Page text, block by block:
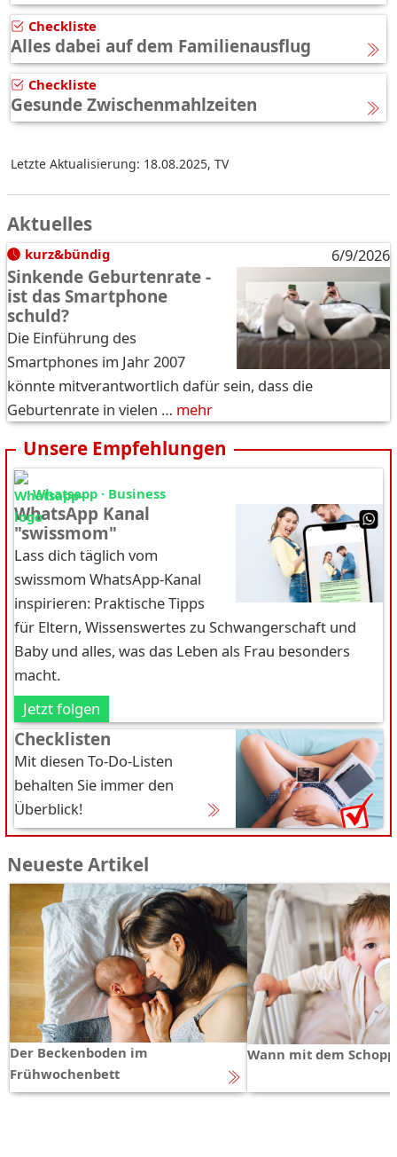
Checkliste
Alles dabei auf dem Familienausflug
Checkliste
Gesunde Zwischenmahlzeiten
Letzte Aktualisierung: 18.08.2025, TV
Aktuelles
kurz&bündig 6/9/2026
Sinkende Geburtenrate -
ist das Smartphone
schuld?
Die Einführung des
Smartphones im Jahr 2007
könnte mitverantwortlich dafür sein, dass die
Geburtenrate in vielen … mehr
Unsere Empfehlungen
Whatsapp · Business
WhatsApp Kanal
"swissmom"
Lass dich täglich vom
swissmom WhatsApp-Kanal
inspirieren: Praktische Tipps
für Eltern, Wissenswertes zu Schwangerschaft und
Baby und alles, was das Leben als Frau besonders
macht.
Jetzt folgen
Checklisten
Mit diesen To-Do-Listen
behalten Sie immer den
Überblick!
Neueste Artikel
Der Beckenboden im
Frühwochenbett
Wann mit dem